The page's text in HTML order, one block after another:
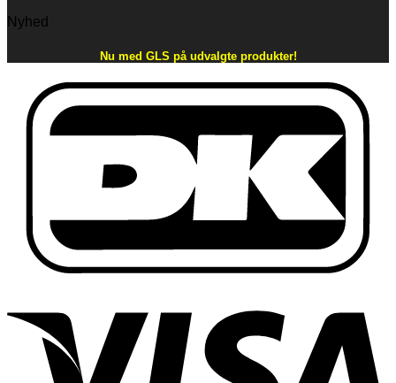
Nyhed
Nu med GLS på udvalgte produkter!